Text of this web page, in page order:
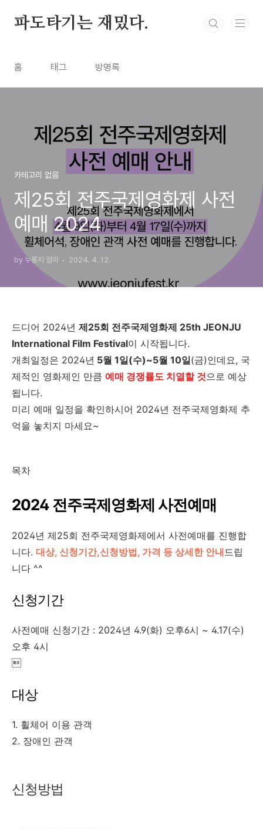
파도타기는 재밌다.
홈 태그 방명록
카테고리 없음
제25회 전주국제영화제 사전
예매 2024
by 누룽지 엄마 2024. 4. 12.
드디어 2024년 제25회 전주국제영화제 25th JEONJU
International Film Festival이 시작됩니다.
개최일정은 2024년 5월 1일(수)~5월 10일(금)인데요, 국
제적인 영화제인 만큼 예매 경쟁률도 치열할 것으로 예상
됩니다.
미리 예매 일정을 확인하시어 2024년 전주국제영화제 추
억을 놓치지 마세요~
목차
2024 전주국제영화제 사전예매
2024년 제25회 전주국제영화제에서 사전예매를 진행합
니다. 대상, 신청기간,신청방법, 가격 등 상세한 안내 드립
니다 ^^
신청기간
사전예매 신청기간 : 2024년 4.9(화) 오후6시 ~ 4.17(수)
오후 4시

대상
1. 휠체어 이용 관객
2. 장애인 관객
신청방법